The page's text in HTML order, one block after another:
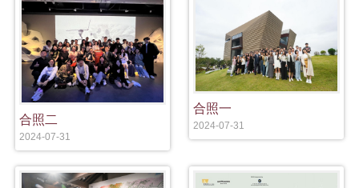
合照二
2024-07-31
合照一
2024-07-31